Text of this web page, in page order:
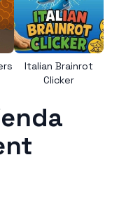
Italian Brainrot
Clicker